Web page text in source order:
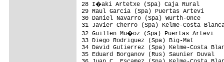
28 I�aki Artetxe (Spa) Caja Rural
29 Raul Garcia (Spa) Puertas Artevi
30 Daniel Navarro (Spa) Wurth-Once
31 Javier Cherro (Spa) Kelme-Costa
32 Guillen Mu�oz (Spa) Puertas
33 Diego Rodriguez (Spa) Big-Mat
34 David Gutierrez (Spa) Kelme-Costa
35 Eduard Borganov (Rus) Saunier